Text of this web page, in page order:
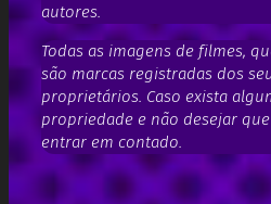
autores.
Todas as imagens de filmes,
são marcas registradas dos
proprietários. Caso exista
propriedade e não desejar
entrar em contado.